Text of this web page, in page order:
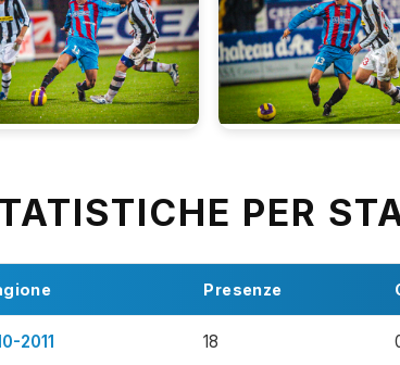
PER
Presenze
2011 18